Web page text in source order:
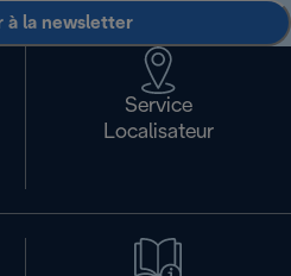
à la newsletter
Service
Localisateur